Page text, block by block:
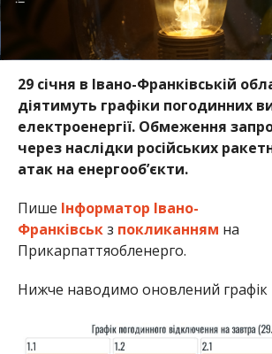
29 січня в Івано-Франківській
діятимуть графіки погодинних
електроенергії. Обмеження
через наслідки російських
атак на енергооб’єкти.
Пише Інформатор Івано-
Франківськз покликанням на
Прикарпаттяобленерго.
Нижче наводимо оновлений графік